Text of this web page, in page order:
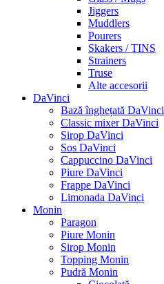
Jiggers
Muddlers
Pourers
Skakers / TINS
Strainers
Truse
Alte accesorii
DaVinci
Bază înghețată DaVinci
Classic mixer DaVinci
Sirop DaVinci
Sos DaVinci
Cappuccino DaVinci
Piure DaVinci
Frappe DaVinci
Limonada DaVinci
Monin
Paragon
Piure Monin
Sirop Monin
Topping Monin
Pudră Monin